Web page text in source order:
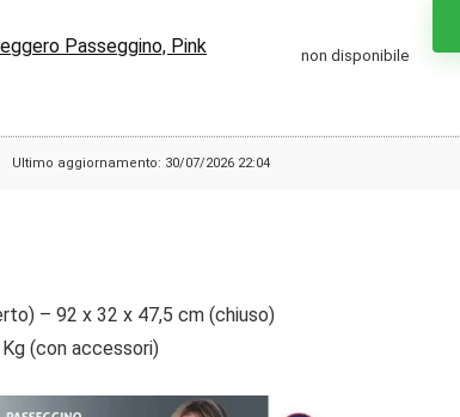
Passeggino, Pink non disponibile
Ultimo aggiornamento: 30/07/2026 22:04
– 92 x 32 x 47,5 cm (chiuso)
(con accessori)